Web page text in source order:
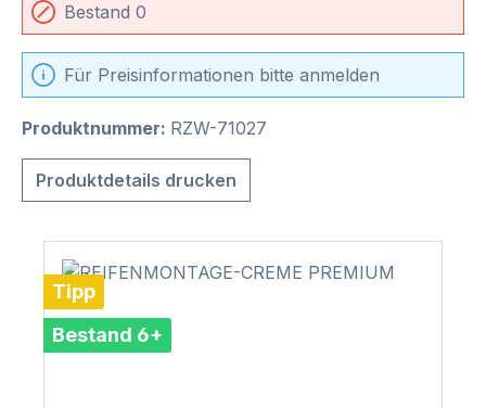
Bestand 0
Für Preisinformationen bitte anmelden
Produktnummer: RZW-71027
Produktdetails drucken
Tipp
Bestand 6+